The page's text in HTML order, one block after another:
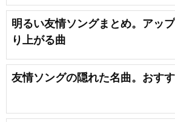
明るい友情ソングまとめ。アッ
り上がる曲
友情ソングの隠れた名曲。おす